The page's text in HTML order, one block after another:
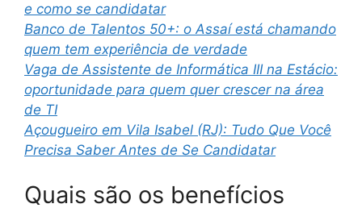
e como se candidatar
Banco de Talentos 50+: o Assaí está chamando
quem tem experiência de verdade
Vaga de Assistente de Informática III na Estácio:
oportunidade para quem quer crescer na área
de TI
Açougueiro em Vila Isabel (RJ): Tudo Que Você
Precisa Saber Antes de Se Candidatar
Quais são os benefícios